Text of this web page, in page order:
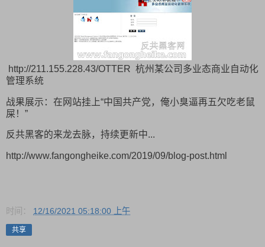
http://211.155.228.43/OTTER 杭州某公司多业态商业自动化
管理系统
战果展示：在网站挂上“中国共产党，俺小臭逼再五欠吃老鼠
屎！”
反共黑客的来龙去脉，持续更新中...
http://www.fangongheike.com/2019/09/blog-post.html
时间： 12/16/2021 05:18:00 上午
共享